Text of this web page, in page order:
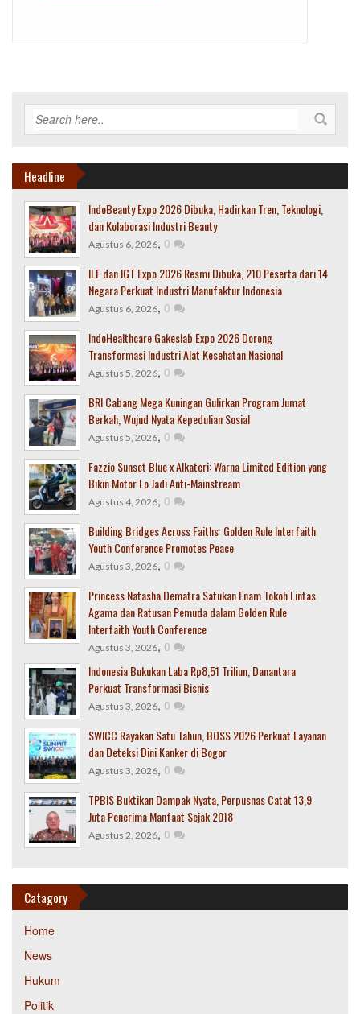
Headline
IndoBeauty Expo 2026 Dibuka, Hadirkan Tren, Teknologi,
dan Kolaborasi Industri Beauty
Agustus 6, 2026, 0
ILF dan IGT Expo 2026 Resmi Dibuka, 210 Peserta dari 14
Negara Perkuat Industri Manufaktur Indonesia
Agustus 6, 2026, 0
IndoHealthcare Gakeslab Expo 2026 Dorong
Transformasi Industri Alat Kesehatan Nasional
Agustus 5, 2026, 0
BRI Cabang Mega Kuningan Gulirkan Program Jumat
Berkah, Wujud Nyata Kepedulian Sosial
Agustus 5, 2026, 0
Fazzio Sunset Blue x Alkateri: Warna Limited Edition yang
Bikin Motor Lo Jadi Anti-Mainstream
Agustus 4, 2026, 0
Building Bridges Across Faiths: Golden Rule Interfaith
Youth Conference Promotes Peace
Agustus 3, 2026, 0
Princess Natasha Dematra Satukan Enam Tokoh Lintas
Agama dan Ratusan Pemuda dalam Golden Rule
Interfaith Youth Conference
Agustus 3, 2026, 0
Indonesia Bukukan Laba Rp8,51 Triliun, Danantara
Perkuat Transformasi Bisnis
Agustus 3, 2026, 0
SWICC Rayakan Satu Tahun, BOSS 2026 Perkuat Layanan
dan Deteksi Dini Kanker di Bogor
Agustus 3, 2026, 0
TPBIS Buktikan Dampak Nyata, Perpusnas Catat 13,9
Juta Penerima Manfaat Sejak 2018
Agustus 2, 2026, 0
Catagory
Home
News
Hukum
Politik